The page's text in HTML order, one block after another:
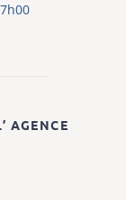
AGENCE